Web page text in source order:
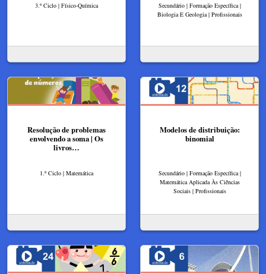
3.º Ciclo | Físico-Química
Secundário | Formação Específica |
Biologia E Geologia | Profissionais
Resolução de problemas
envolvendo a soma | Os
livros…
1.º Ciclo | Matemática
Modelos de distribuição:
binomial
Secundário | Formação Específica |
Matemática Aplicada Às Ciências
Sociais | Profissionais